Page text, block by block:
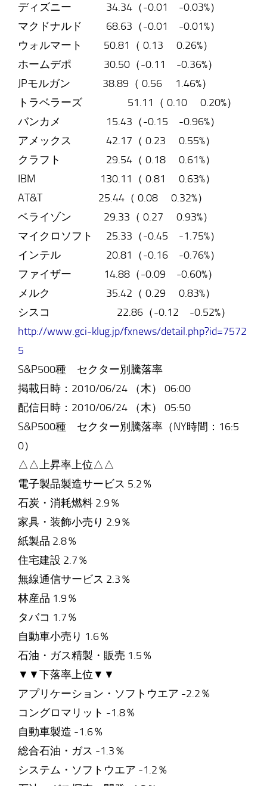
ディズニー 34.34（-0.01 -0.03%）
マクドナルド 68.63（-0.01 -0.01%）
ウォルマート 50.81（ 0.13 0.26%）
ホームデポ 30.50（-0.11 -0.36%）
JPモルガン 38.89（ 0.56 1.46%）
トラベラーズ 51.11（ 0.10 0.20%）
バンカメ 15.43（-0.15 -0.96%）
アメックス 42.17（ 0.23 0.55%）
クラフト 29.54（ 0.18 0.61%）
IBM 130.11（ 0.81 0.63%）
AT&T 25.44（ 0.08 0.32%）
ベライゾン 29.33（ 0.27 0.93%）
マイクロソフト 25.33（-0.45 -1.75%）
インテル 20.81（-0.16 -0.76%）
ファイザー 14.88（-0.09 -0.60%）
メルク 35.42（ 0.29 0.83%）
シスコ 22.86（-0.12 -0.52%）
http://www.gci-klug.jp/fxnews/detail.php?id=7572
5
S&P500種 セクター別騰落率
掲載日時：2010/06/24 （木） 06:00
配信日時：2010/06/24 （木） 05:50
S&P500種 セクター別騰落率（NY時間：16:5
0）
△△上昇率上位△△
電子製品製造サービス 5.2％
石炭・消耗燃料 2.9％
家具・装飾小売り 2.9％
紙製品 2.8％
住宅建設 2.7％
無線通信サービス 2.3％
林産品 1.9％
タバコ 1.7％
自動車小売り 1.6％
石油・ガス精製・販売 1.5％
▼▼下落率上位▼▼
アプリケーション・ソフトウエア -2.2％
コングロマリット -1.8％
自動車製造 -1.6％
総合石油・ガス -1.3％
システム・ソフトウエア -1.2％